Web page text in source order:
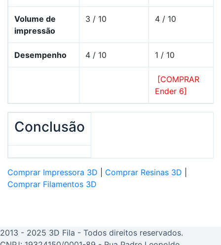
Volume de
impressão
3 / 10 4 / 10
Desempenho 4 / 10 1 / 10
[COMPRAR
Ender 6]
Conclusão
Comprar Impressora 3D Comprar Resinas 3D
Comprar Filamentos 3D
2013 - 2025 3D Fila - Todos direitos reservados.